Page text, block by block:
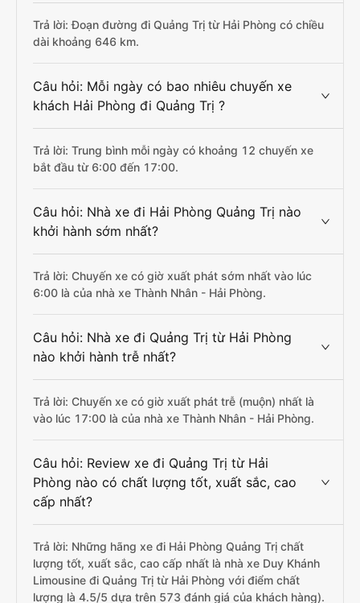
Trả lời: Đoạn đường đi Quảng Trị từ Hải Phòng có chiều
dài khoảng 646 km.
Câu hỏi: Mỗi ngày có bao nhiêu chuyến xe
khách Hải Phòng đi Quảng Trị ?
Trả lời: Trung bình mỗi ngày có khoảng 12 chuyến xe
bắt đầu từ 6:00 đến 17:00.
Câu hỏi: Nhà xe đi Hải Phòng Quảng Trị nào
khởi hành sớm nhất?
Trả lời: Chuyến xe có giờ xuất phát sớm nhất vào lúc
6:00 là của nhà xe Thành Nhân - Hải Phòng.
Câu hỏi: Nhà xe đi Quảng Trị từ Hải Phòng
nào khởi hành trễ nhất?
Trả lời: Chuyến xe có giờ xuất phát trễ (muộn) nhất là
vào lúc 17:00 là của nhà xe Thành Nhân - Hải Phòng.
Câu hỏi: Review xe đi Quảng Trị từ Hải
Phòng nào có chất lượng tốt, xuất sắc, cao
cấp nhất?
Trả lời: Những hãng xe đi Hải Phòng Quảng Trị chất
lượng tốt, xuất sắc, cao cấp nhất là nhà xe Duy Khánh
Limousine đi Quảng Trị từ Hải Phòng với điểm chất
lượng là 4.5/5 dựa trên 573 đánh giá của khách hàng).